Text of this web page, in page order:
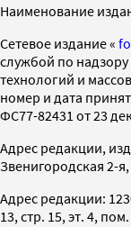
Наименование
Cетевое издание «
службой по
технологий и
номер и дата
ФС77-82431 от 23
Адрес редакции,
Звенигородская 2-я,
Адрес редакции:
13, стр. 15, эт. 4,